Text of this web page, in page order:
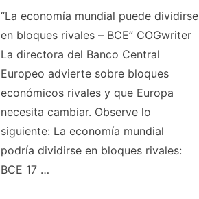
“La economía mundial puede dividirse
en bloques rivales – BCE” COGwriter
La directora del Banco Central
Europeo advierte sobre bloques
económicos rivales y que Europa
necesita cambiar. Observe lo
siguiente: La economía mundial
podría dividirse en bloques rivales:
BCE 17 …